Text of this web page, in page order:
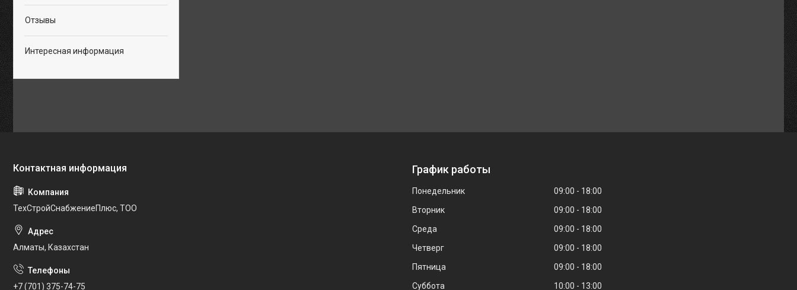
Отзывы
Интересная информация
ТехСтройСнабжениеПлюс, ТОО
Алматы, Казахстан
+7 (701) 375-74-75
График работы
Понедельник 09:00
18:00
Вторник
09:00
18:00
Среда
09:00
18:00
Четверг
09:00
18:00
Пятница
09:00
18:00
Суббота
10:00 13:00